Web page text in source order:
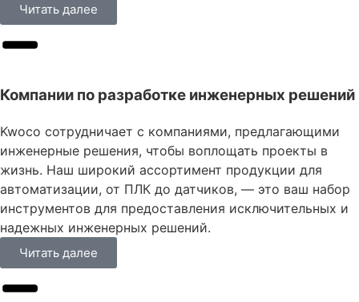
Читать далее
Компании по разработке инженерных решений
Kwoco сотрудничает с компаниями, предлагающими
инженерные решения, чтобы воплощать проекты в
жизнь. Наш широкий ассортимент продукции для
автоматизации, от ПЛК до датчиков, — это ваш набор
инструментов для предоставления исключительных и
надежных инженерных решений.
Читать далее